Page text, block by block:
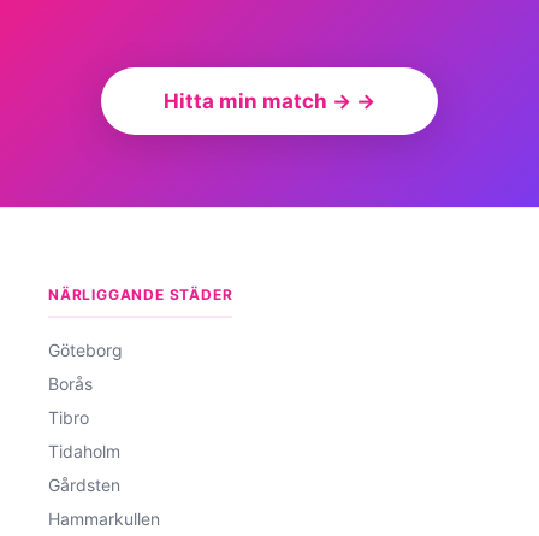
Hitta min match → →
NÄRLIGGANDE STÄDER
Göteborg
Borås
Tibro
Tidaholm
Gårdsten
Hammarkullen